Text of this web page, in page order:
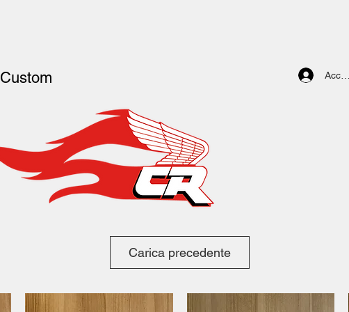
Accedi
Custom
CR
Carica precedente